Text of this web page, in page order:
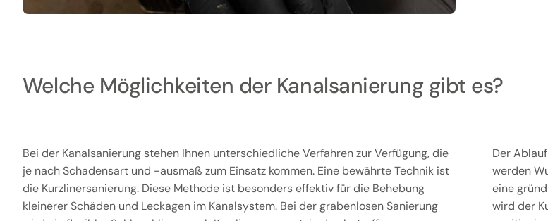
Welche Möglichkeiten der Kanalsanierung gibt es?
Bei der Kanalsanierung stehen Ihnen unterschiedliche Verfahren zur Verfügung, die
je nach Schadensart und -ausmaß zum Einsatz kommen. Eine bewährte Technik ist
die Kurzlinersanierung. Diese Methode ist besonders effektiv für die Behebung
kleinerer Schäden und Leckagen im Kanalsystem. Bei der grabenlosen Sanierung
Der
werden
eine
wird der